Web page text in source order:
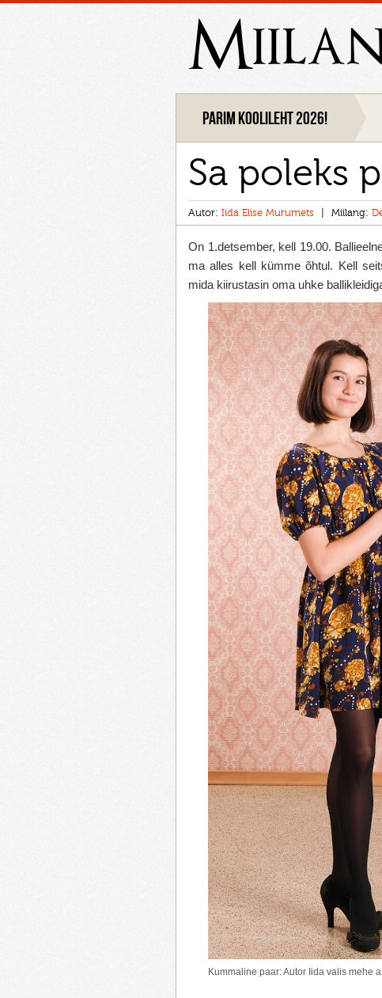
Parim koolileht 2026!
Sa poleks
Autor: Iida Elise Murumets Miilang:
On 1.detsember, kell 19.00.
ma alles kell kümme õhtul. Kell
mida kiirustasin oma uhke
Kummaline paar: Autor Iida valis mehe